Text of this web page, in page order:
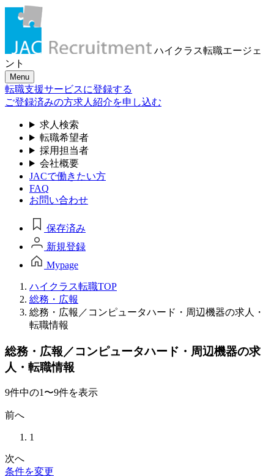
ハイクラス転職エージェ
ント
Menu
転職支援サービスに登録する
ご登録済みの方求人紹介を申し込む
求人検索
転職希望者
採用担当者
会社概要
JACで働きたい方
FAQ
お問い合わせ
保存済み
新規登録
Mypage
ハイクラス転職TOP
総務・広報
総務・広報／コンピュータハード・周辺機器の求人・
転職情報
総務・広報／コンピュータハード・周辺機器の求
人・転職情報
9件中の1〜9件を表示
前へ
1
次へ
条件を変更